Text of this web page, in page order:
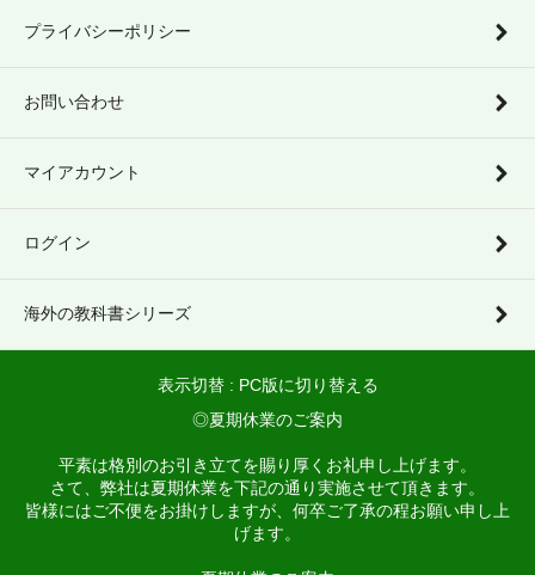
プライバシーポリシー
お問い合わせ
マイアカウント
ログイン
海外の教科書シリーズ
表示切替 : PC版に切り替える
◎夏期休業のご案内
平素は格別のお引き立てを賜り厚くお礼申し上げます。
さて、弊社は夏期休業を下記の通り実施させて頂きます。
皆様にはご不便をお掛けしますが、何卒ご了承の程お願い申し上
げます。